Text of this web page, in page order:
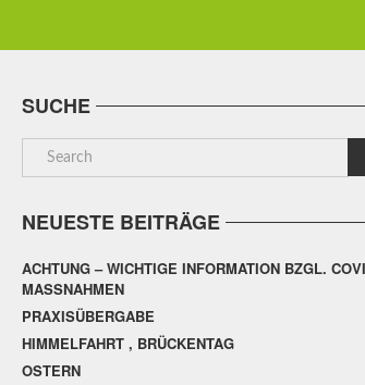
SUCHE
NEUESTE BEITRÄGE
ACHTUNG – WICHTIGE INFORMATION BZGL.
MASSNAHMEN
PRAXISÜBERGABE
HIMMELFAHRT , BRÜCKENTAG
OSTERN